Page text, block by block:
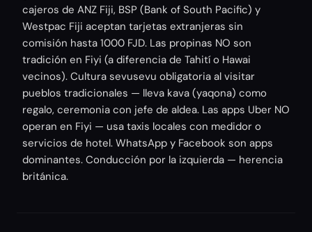
cajeros de ANZ Fiji, BSP (Bank of South Pacific) y
Westpac Fiji aceptan tarjetas extranjeras sin
comisión hasta 1000 FJD. Las propinas NO son
tradición en Fiyi (a diferencia de Tahití o Hawai
vecinos). Cultura sevusevu obligatoria al visitar
pueblos tradicionales — lleva kava (yaqona) como
regalo, ceremonia con jefe de aldea. Las apps Uber NO
operan en Fiyi — usa taxis locales con medidor o
servicios de hotel. WhatsApp y Facebook son apps
dominantes. Conducción por la izquierda — herencia
británica.